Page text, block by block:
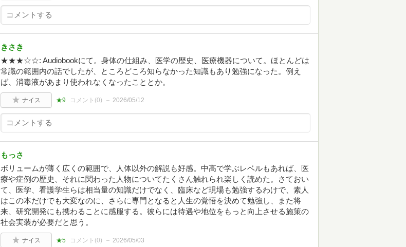
きさき
★★★☆☆: Audiobookにて。身体の仕組み、医学の歴史、医療機器について。ほとんどは
常識の範囲内の話でしたが、ところどころ知らなかった知識もあり勉強になった。例え
ば、消毒液があまり使われなくなったこととか。
ナイス ★9 コメント(0) 2026/05/12
もっさ
ボリュームが薄く広くの範囲で、人体以外の解説も好感。中高で学ぶレベルもあれば、医
療や症例の歴史、それに関わった人物についてたくさん触れられ楽しく読めた。さておい
て、医学、看護学生らは相当量の知識だけでなく、臨床など現場も勉強するわけで、素人
はこの本だけでも大変なのに、さらに専門となると人生の覚悟を決めて勉強し、また将
来、研究開発にも携わることに感服する。彼らには待遇や地位をもっと向上させる施策の
社会実装が必要だと思う。
ナイス ★5 コメント(0) 2026/05/03